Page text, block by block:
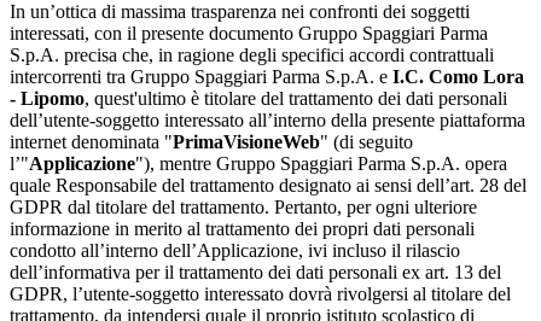
In un’ottica di massima trasparenza nei confronti dei soggetti
interessati, con il presente documento Gruppo Spaggiari Parma
S.p.A. precisa che, in ragione degli specifici accordi contrattuali
intercorrenti tra Gruppo Spaggiari Parma S.p.A. e I.C. Como Lora
- Lipomo, quest'ultimo è titolare del trattamento dei dati personali
dell’utente-soggetto interessato all’interno della presente piattaforma
internet denominata "PrimaVisioneWeb" (di seguito
l’"Applicazione"), mentre Gruppo Spaggiari Parma S.p.A. opera
quale Responsabile del trattamento designato ai sensi dell’art. 28 del
GDPR dal titolare del trattamento. Pertanto, per ogni ulteriore
informazione in merito al trattamento dei propri dati personali
condotto all’interno dell’Applicazione, ivi incluso il rilascio
dell’informativa per il trattamento dei dati personali ex art. 13 del
GDPR, l’utente-soggetto interessato dovrà rivolgersi al titolare del
trattamento, da intendersi quale il proprio istituto scolastico di